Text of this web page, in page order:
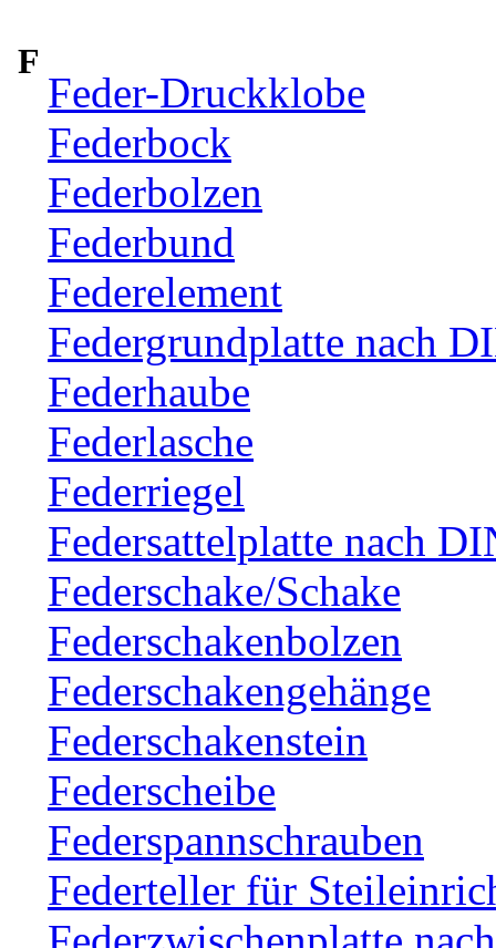
F
Feder-Druckklobe
Federbock
Federbolzen
Federbund
Federelement
Federgrundplatte nach
Federhaube
Federlasche
Federriegel
Federsattelplatte nach
Federschake/Schake
Federschakenbolzen
Federschakengehänge
Federschakenstein
Federscheibe
Federspannschrauben
Federteller für